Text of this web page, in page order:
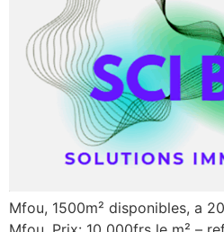
Mfou, 1500m² disponibles, a